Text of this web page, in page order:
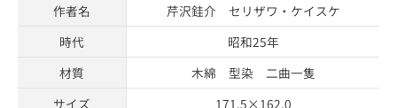
作者名
芹沢銈介 セリザワ・ケイスケ
時代
昭和25年
材質
木綿 型染 二曲一隻
サイズ
171.5×162.0